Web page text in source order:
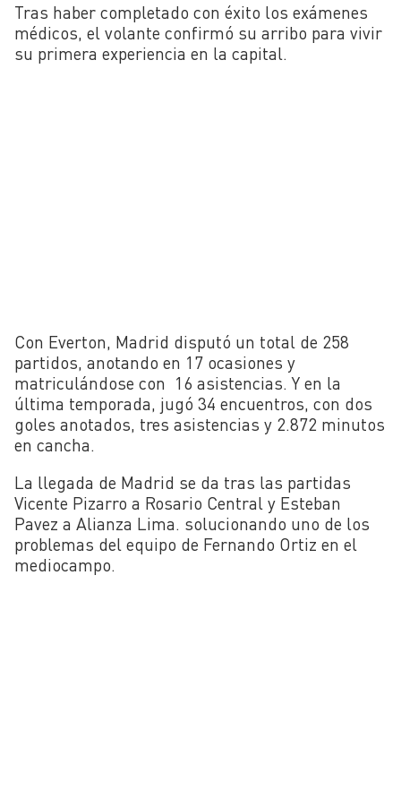
Tras haber completado con éxito los exámenes
médicos, el volante confirmó su arribo para vivir
su primera experiencia en la capital.
Con Everton, Madrid disputó un total de 258
partidos, anotando en 17 ocasiones y
matriculándose con 16 asistencias. Y en la
última temporada, jugó 34 encuentros, con dos
goles anotados, tres asistencias y 2.872 minutos
en cancha.
La llegada de Madrid se da tras las partidas
Vicente Pizarro a Rosario Central y Esteban
Pavez a Alianza Lima. solucionando uno de los
problemas del equipo de Fernando Ortiz en el
mediocampo.